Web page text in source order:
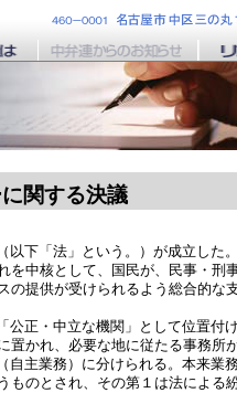
関する決議
以下「法」という。）が成立した
を中核として、国民が、民事・刑
の提供が受けられるよう総合的な
正・中立な機関」として位置付
かれ、必要な地に従たる事務所が
主業務）に分けられる。本来業
ものとされ、その第１は法による